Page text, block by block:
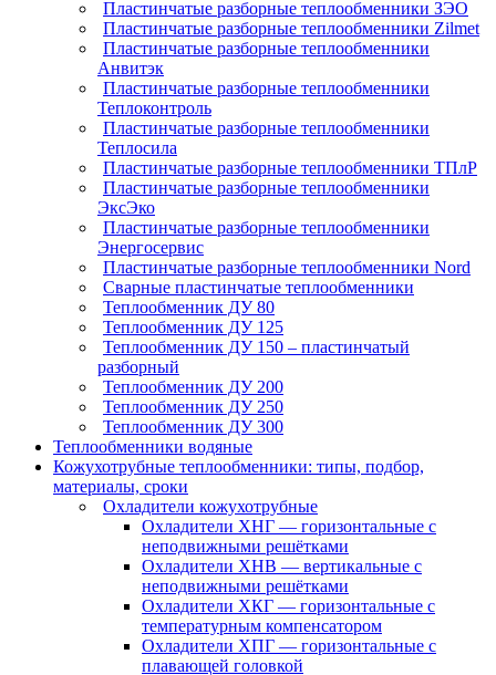
Пластинчатые разборные теплообменники ЗЭО
Пластинчатые разборные теплообменники Zilmet
Пластинчатые разборные теплообменники
Анвитэк
Пластинчатые разборные теплообменники
Теплоконтроль
Пластинчатые разборные теплообменники
Теплосила
Пластинчатые разборные теплообменники ТПлР
Пластинчатые разборные теплообменники
ЭксЭко
Пластинчатые разборные теплообменники
Энергосервис
Пластинчатые разборные теплообменники Nord
Сварные пластинчатые теплообменники
Теплообменник ДУ 80
Теплообменник ДУ 125
Теплообменник ДУ 150 – пластинчатый
разборный
Теплообменник ДУ 200
Теплообменник ДУ 250
Теплообменник ДУ 300
Теплообменники водяные
Кожухотрубные теплообменники: типы, подбор,
материалы, сроки
Охладители кожухотрубные
Охладители ХНГ — горизонтальные с
неподвижными решётками
Охладители ХНВ — вертикальные с
неподвижными решётками
Охладители ХКГ — горизонтальные с
температурным компенсатором
Охладители ХПГ — горизонтальные с
плавающей головкой